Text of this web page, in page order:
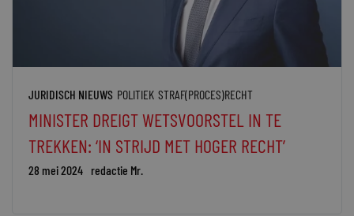
JURIDISCH NIEUWS POLITIEK STRAF(PROCES)RECHT
MINISTER DREIGT WETSVOORSTEL IN TE
TREKKEN: ‘IN STRIJD MET HOGER RECHT’
28 mei 2024 redactie Mr.